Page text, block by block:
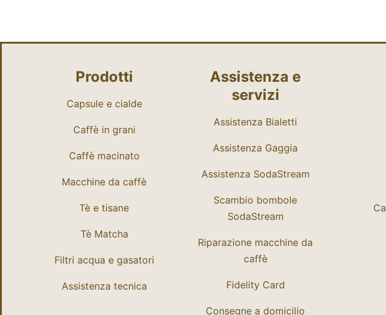
Prodotti
Capsule e cialde
Caffè in grani
Caffè macinato
Macchine da caffè
Tè e tisane
Tè Matcha
Filtri acqua e gasatori
Assistenza tecnica
Assistenza e
servizi
Assistenza Bialetti
Assistenza Gaggia
Assistenza SodaStream
Scambio bombole
SodaStream
Riparazione macchine da
caffè
Fidelity Card
Consegne a domicilio